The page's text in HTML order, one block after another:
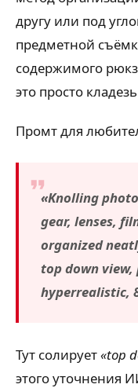
другу или под
предметной
содержимого
это просто
Промт для
«Knolling
gear, lenses,
organized
top down
hyperrealistic,
Тут солирует«top
этого уточнения